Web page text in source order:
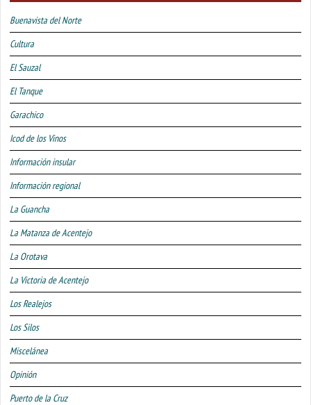
Buenavista del Norte
Cultura
El Sauzal
El Tanque
Garachico
Icod de los Vinos
Información insular
Información regional
La Guancha
La Matanza de Acentejo
La Orotava
La Victoria de Acentejo
Los Realejos
Los Silos
Miscelánea
Opinión
Puerto de la Cruz